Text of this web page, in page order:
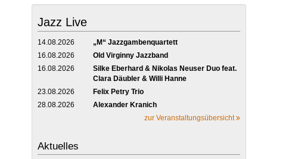
Jazz Live
14.08.2026
„M“ Jazzgambenquartett
16.08.2026
Old Virginny Jazzband
16.08.2026
Silke Eberhard & Nikolas Neuser Duo feat.
Clara Däubler & Willi Hanne
23.08.2026
Felix Petry Trio
28.08.2026
Alexander Kranich
zur Veranstaltungsübersicht
Aktuelles